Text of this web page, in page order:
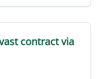
contract via